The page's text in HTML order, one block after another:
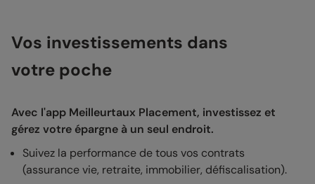
Vos investissements dans
votre poche
Avec l'app Meilleurtaux Placement, investissez et
gérez votre épargne à un seul endroit.
Suivez la performance de tous vos contrats
(assurance vie, retraite, immobilier, défiscalisation).